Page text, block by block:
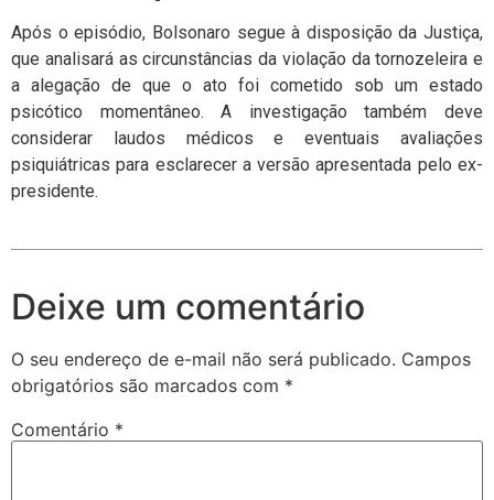
Após o episódio, Bolsonaro segue à disposição da Justiça,
que analisará as circunstâncias da violação da tornozeleira e
a alegação de que o ato foi cometido sob um estado
psicótico momentâneo. A investigação também deve
considerar laudos médicos e eventuais avaliações
psiquiátricas para esclarecer a versão apresentada pelo ex-
presidente.
Deixe um comentário
O seu endereço de e-mail não será publicado. Campos
obrigatórios são marcados com *
Comentário *